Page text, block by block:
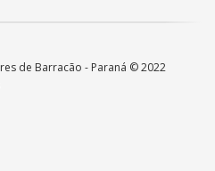
de Barracão - Paraná © 2022